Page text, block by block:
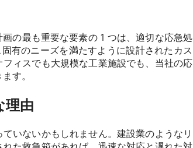
の最も重要な要素の 1 つは、適切な応急処
有のニーズを満たすように設計されたカス
ィスでも大規模な工業施設でも、当社の応
す。
理由
いないかもしれません。建設業のようなリ